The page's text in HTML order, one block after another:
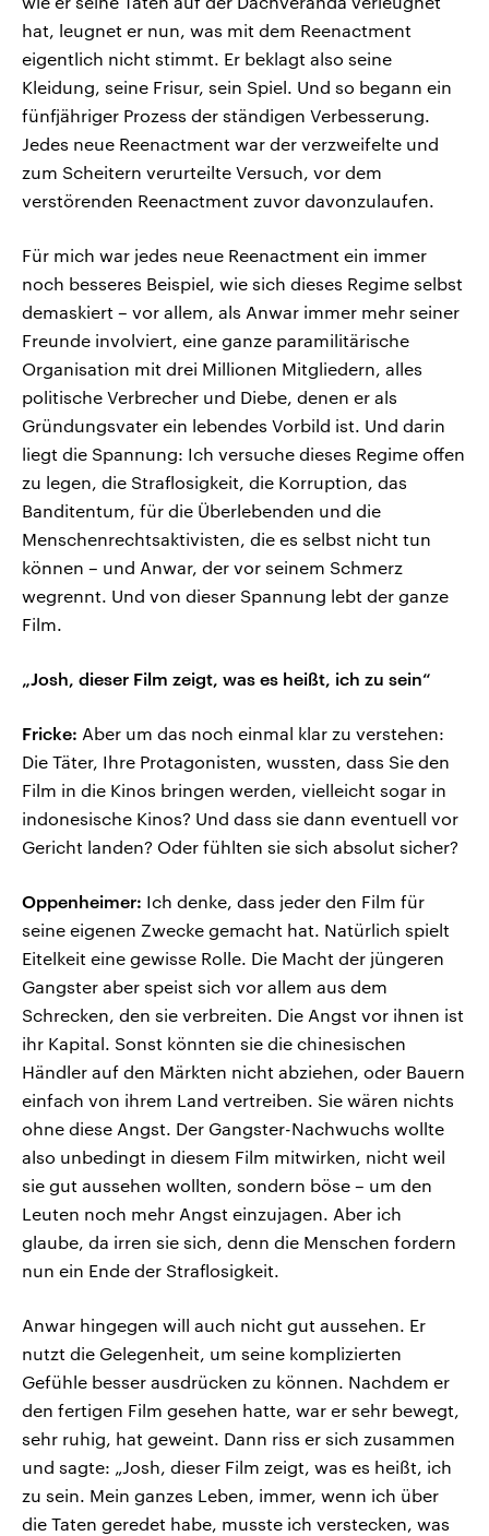
hat, leugnet er nun, was mit dem Reenactment
eigentlich nicht stimmt. Er beklagt also seine
Kleidung, seine Frisur, sein Spiel. Und so begann ein
fünfjähriger Prozess der ständigen Verbesserung.
Jedes neue Reenactment war der verzweifelte und
zum Scheitern verurteilte Versuch, vor dem
verstörenden Reenactment zuvor davonzulaufen.
Für mich war jedes neue Reenactment ein immer
noch besseres Beispiel, wie sich dieses Regime selbst
demaskiert – vor allem, als Anwar immer mehr seiner
Freunde involviert, eine ganze paramilitärische
Organisation mit drei Millionen Mitgliedern, alles
politische Verbrecher und Diebe, denen er als
Gründungsvater ein lebendes Vorbild ist. Und darin
liegt die Spannung: Ich versuche dieses Regime offen
zu legen, die Straflosigkeit, die Korruption, das
Banditentum, für die Überlebenden und die
Menschenrechtsaktivisten, die es selbst nicht tun
können – und Anwar, der vor seinem Schmerz
wegrennt. Und von dieser Spannung lebt der ganze
Film.
„Josh, dieser Film zeigt, was es heißt, ich zu sein“
Fricke: Aber um das noch einmal klar zu verstehen:
Die Täter, Ihre Protagonisten, wussten, dass Sie den
Film in die Kinos bringen werden, vielleicht sogar in
indonesische Kinos? Und dass sie dann eventuell vor
Gericht landen? Oder fühlten sie sich absolut sicher?
Oppenheimer: Ich denke, dass jeder den Film für
seine eigenen Zwecke gemacht hat. Natürlich spielt
Eitelkeit eine gewisse Rolle. Die Macht der jüngeren
Gangster aber speist sich vor allem aus dem
Schrecken, den sie verbreiten. Die Angst vor ihnen ist
ihr Kapital. Sonst könnten sie die chinesischen
Händler auf den Märkten nicht abziehen, oder Bauern
einfach von ihrem Land vertreiben. Sie wären nichts
ohne diese Angst. Der Gangster-Nachwuchs wollte
also unbedingt in diesem Film mitwirken, nicht weil
sie gut aussehen wollten, sondern böse – um den
Leuten noch mehr Angst einzujagen. Aber ich
glaube, da irren sie sich, denn die Menschen fordern
nun ein Ende der Straflosigkeit.
Anwar hingegen will auch nicht gut aussehen. Er
nutzt die Gelegenheit, um seine komplizierten
Gefühle besser ausdrücken zu können. Nachdem er
den fertigen Film gesehen hatte, war er sehr bewegt,
sehr ruhig, hat geweint. Dann riss er sich zusammen
und sagte: „Josh, dieser Film zeigt, was es heißt, ich
zu sein. Mein ganzes Leben, immer, wenn ich über
die Taten geredet habe, musste ich verstecken, was